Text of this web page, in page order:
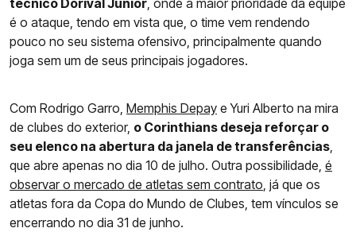
técnico Dorival Júnior, onde a maior prioridade da equipe
é o ataque, tendo em vista que, o time vem rendendo
pouco no seu sistema ofensivo, principalmente quando
joga sem um de seus principais jogadores.
Com Rodrigo Garro, Memphis Depay e Yuri Alberto na mira
de clubes do exterior, o Corinthians deseja reforçar o
seu elenco na abertura da janela de transferências,
que abre apenas no dia 10 de julho. Outra possibilidade, é
observar o mercado de atletas sem contrato, já que os
atletas fora da Copa do Mundo de Clubes, tem vínculos se
encerrando no dia 31 de junho.